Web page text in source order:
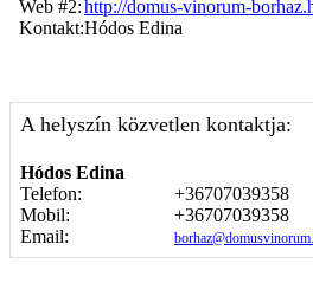
Web #2:http://domus-vinorum-
Kontakt:Hódos Edina
A helyszín közvetlen kontaktja:
Hódos Edina
Telefon:
+36707039358
Mobil:
+36707039358
Email: